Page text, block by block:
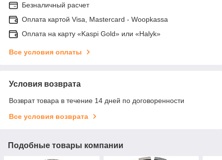
Безналичный расчет
Оплата картой Visa, Mastercard - Woopkassa
Оплата на карту «Kaspi Gold» или «Halyk»
Все условия оплаты
Условия возврата
Возврат товара в течение 14 дней по договоренности
Все условия возврата
Подобные товары компании